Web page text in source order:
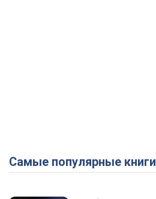
Самые популярные книги